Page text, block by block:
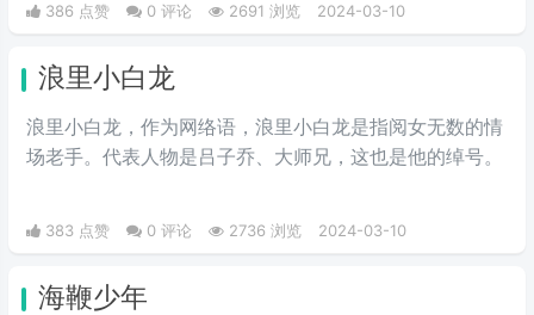
学称作关山口男子职业技术学院。所以有了这个江湖绰
386 点赞 0 评论 2691 浏览 2024-03-10
浪里小白龙
浪里小白龙，作为网络语，浪里小白龙是指阅女无数的情
场老手。代表人物是吕子乔、大师兄，这也是他的绰号。
383 点赞 0 评论 2736 浏览 2024-03-10
海鞭少年